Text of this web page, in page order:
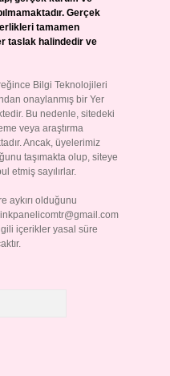
Gerçek
tamamen
taslak halindedir ve
Bilgi Teknolojileri
onaylanmış bir Yer
Bu nedenle, sitedeki
veya araştırma
Ancak, üyelerimiz
taşımakta olup, siteye
etmiş sayılırlar.
aykırı olduğunu
içerikler yasal süre